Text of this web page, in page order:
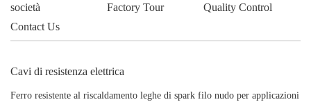
società Factory Tour
Quality Control
Contact Us
Cavi di resistenza elettrica
Ferro resistente al riscaldamento leghe di spark filo nudo per applicazioni